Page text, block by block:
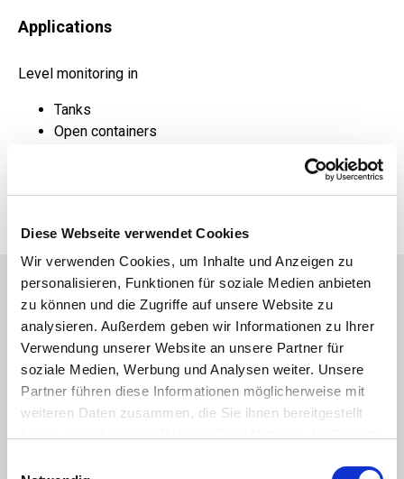
Diese Webseite verwendet Cookies
Wir verwenden Cookies, um Inhalte und Anzeigen zu
personalisieren, Funktionen für soziale Medien anbieten
zu können und die Zugriffe auf unsere Website zu
analysieren. Außerdem geben wir Informationen zu Ihrer
Verwendung unserer Website an unsere Partner für
soziale Medien, Werbung und Analysen weiter. Unsere
Partner führen diese Informationen möglicherweise mit
weiteren Daten zusammen, die Sie ihnen bereitgestellt
Applications
Level monitoring in
Tanks
Open containers
View Similar Products
Image